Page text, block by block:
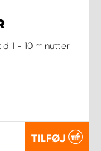
1 - 10 minutter
TILFØJ